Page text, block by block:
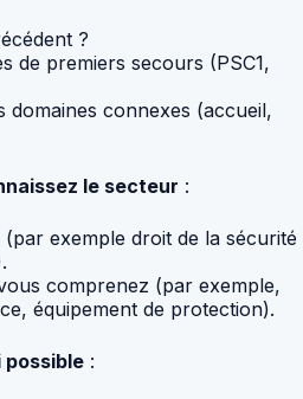
?
de premiers secours (PSC1,
domaines connexes (accueil,
le secteur :
(par exemple droit de la sécurité
comprenez (par exemple,
équipement de protection).
possible :